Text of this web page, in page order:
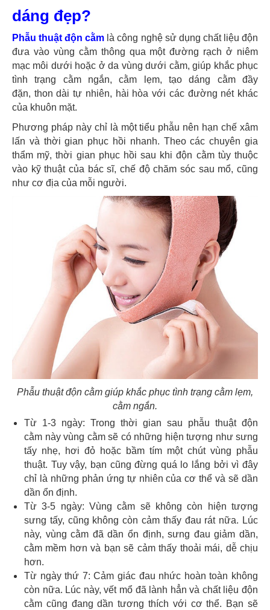
dáng đẹp?
Phẫu thuật độn cằm là công nghệ sử dụng chất liệu độn
đưa vào vùng cằm thông qua một đường rạch ở niêm
mạc môi dưới hoặc ở da vùng dưới cằm, giúp khắc phục
tình trạng cằm ngắn, cằm lẹm, tạo dáng cằm đầy
đặn, thon dài tự nhiên, hài hòa với các đường nét khác
của khuôn mặt.
Phương pháp này chỉ là một tiểu phẫu nên hạn chế xâm
lấn và thời gian phục hồi nhanh. Theo các chuyên gia
thẩm mỹ, thời gian phục hồi sau khi độn cằm tùy thuộc
vào kỹ thuật của bác sĩ, chế độ chăm sóc sau mổ, cũng
như cơ địa của mỗi người.
Phẫu thuật độn cằm giúp khắc phục tình trạng cằm lẹm,
cằm ngắn.
Từ 1-3 ngày: Trong thời gian sau phẫu thuật độn
cằm này vùng cằm sẽ có những hiện tượng như sưng
tấy nhẹ, hơi đỏ hoặc bầm tím một chút vùng phẫu
thuật. Tuy vậy, bạn cũng đừng quá lo lắng bởi vì đây
chỉ là những phản ứng tự nhiên của cơ thể và sẽ dần
dần ổn định.
Từ 3-5 ngày: Vùng cằm sẽ không còn hiện tượng
sưng tấy, cũng không còn cảm thấy đau rát nữa. Lúc
này, vùng cằm đã dần ổn định, sưng đau giảm dần,
cằm mềm hơn và bạn sẽ cảm thấy thoải mái, dễ chịu
hơn.
Từ ngày thứ 7: Cảm giác đau nhức hoàn toàn không
còn nữa. Lúc này, vết mổ đã lành hẳn và chất liệu độn
cằm cũng đang dần tương thích với cơ thể. Bạn sẽ